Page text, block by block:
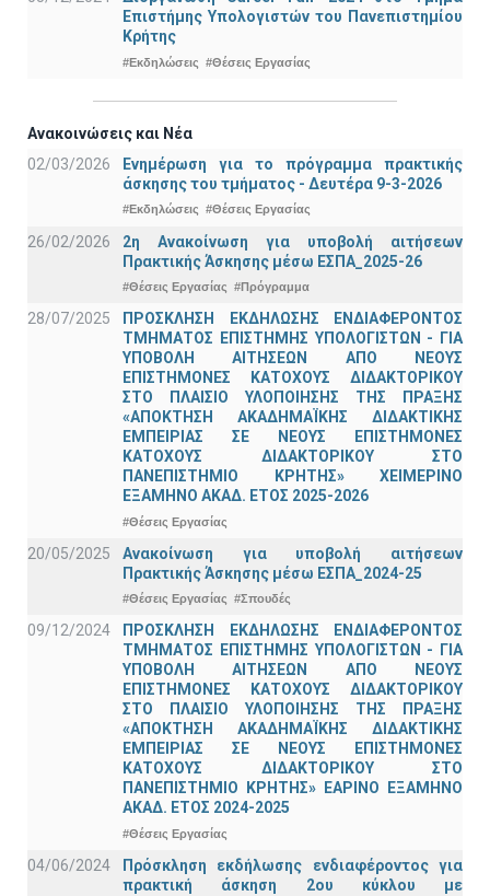
Επιστήμης Υπολογιστών του Πανεπιστημίου
Κρήτης
#Εκδηλώσεις #Θέσεις Εργασίας
Ανακοινώσεις και Νέα
02/03/2026
Ενημέρωση για το πρόγραμμα πρακτικής
άσκησης του τμήματος - Δευτέρα 9-3-2026
#Εκδηλώσεις #Θέσεις Εργασίας
26/02/2026
2η Ανακοίνωση για υποβολή αιτήσεων
Πρακτικής Άσκησης μέσω ΕΣΠΑ_2025-26
#Θέσεις Εργασίας #Πρόγραμμα
28/07/2025
ΠΡΟΣΚΛΗΣΗ ΕΚΔΗΛΩΣΗΣ ΕΝΔΙΑΦΕΡΟΝΤΟΣ
ΤΜΗΜΑΤΟΣ ΕΠΙΣΤΗΜΗΣ ΥΠΟΛΟΓΙΣΤΩΝ - ΓΙΑ
ΥΠΟΒΟΛΗ ΑΙΤΗΣΕΩΝ ΑΠΟ ΝΕΟΥΣ
ΕΠΙΣΤΗΜΟΝΕΣ ΚΑΤΟΧΟΥΣ ΔΙΔΑΚΤΟΡΙΚΟΥ
ΣΤΟ ΠΛΑΙΣΙΟ ΥΛΟΠΟΙΗΣΗΣ ΤΗΣ ΠΡΑΞΗΣ
«ΑΠΟΚΤΗΣΗ ΑΚΑΔΗΜΑΪΚΗΣ ΔΙΔΑΚΤΙΚΗΣ
ΕΜΠΕΙΡΙΑΣ ΣΕ ΝΕΟΥΣ ΕΠΙΣΤΗΜΟΝΕΣ
ΚΑΤΟΧΟΥΣ ΔΙΔΑΚΤΟΡΙΚΟΥ ΣΤΟ
ΠΑΝΕΠΙΣΤΗΜΙΟ ΚΡΗΤΗΣ» ΧΕΙΜΕΡΙΝΟ
ΕΞΑΜΗΝΟ ΑΚΑΔ. ΕΤΟΣ 2025-2026
#Θέσεις Εργασίας
20/05/2025
Ανακοίνωση για υποβολή αιτήσεων
Πρακτικής Άσκησης μέσω ΕΣΠΑ_2024-25
#Θέσεις Εργασίας #Σπουδές
09/12/2024
ΠΡΟΣΚΛΗΣΗ ΕΚΔΗΛΩΣΗΣ ΕΝΔΙΑΦΕΡΟΝΤΟΣ
ΤΜΗΜΑΤΟΣ ΕΠΙΣΤΗΜΗΣ ΥΠΟΛΟΓΙΣΤΩΝ - ΓΙΑ
ΥΠΟΒΟΛΗ ΑΙΤΗΣΕΩΝ ΑΠΟ ΝΕΟΥΣ
ΕΠΙΣΤΗΜΟΝΕΣ ΚΑΤΟΧΟΥΣ ΔΙΔΑΚΤΟΡΙΚΟΥ
ΣΤΟ ΠΛΑΙΣΙΟ ΥΛΟΠΟΙΗΣΗΣ ΤΗΣ ΠΡΑΞΗΣ
«ΑΠΟΚΤΗΣΗ ΑΚΑΔΗΜΑΪΚΗΣ ΔΙΔΑΚΤΙΚΗΣ
ΕΜΠΕΙΡΙΑΣ ΣΕ ΝΕΟΥΣ ΕΠΙΣΤΗΜΟΝΕΣ
ΚΑΤΟΧΟΥΣ ΔΙΔΑΚΤΟΡΙΚΟΥ ΣΤΟ
ΠΑΝΕΠΙΣΤΗΜΙΟ ΚΡΗΤΗΣ» ΕΑΡΙΝΟ ΕΞΑΜΗΝΟ
ΑΚΑΔ. ΕΤΟΣ 2024-2025
#Θέσεις Εργασίας
04/06/2024
Πρόσκληση εκδήλωσης ενδιαφέροντος για
πρακτική άσκηση 2ου κύκλου με